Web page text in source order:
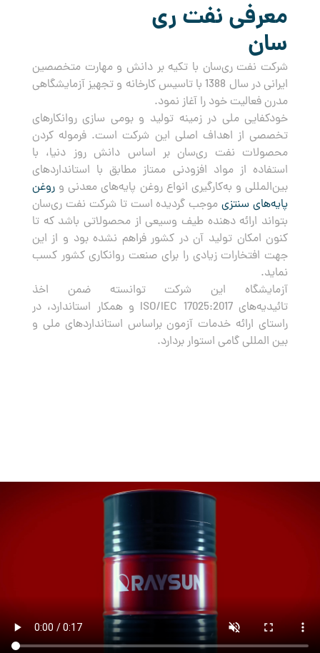
معرفی نفت ری
سان
شرکت نفت ری‌سان با تکیه بر دانش و مهارت متخصصین
ایرانی در سال 1388 با تاسیس کارخانه و تجهیز آزمایشگاهی
مدرن فعالیت خود را آغاز نمود.
خودکفایی ملی در زمینه تولید و بومی سازی روانکارهای
تخصصی از اهداف اصلی این شرکت است. فرموله کردن
محصولات نفت ری‌سان بر اساس دانش روز دنیا، با
استفاده از مواد افزودنی ممتاز مطابق با استانداردهای
بین‌المللی و به‌کارگیری انواع روغن پایه‌های معدنی وروغن
پایه‌های سنتزیموجب گردیده است تا شرکت نفت ری‌سان
بتواند ارائه دهنده طیف وسیعی از محصولاتی باشد که تا
کنون امکان تولید آن در کشور فراهم نشده بود و از این
جهت افتخارات زیادی را برای صنعت روانکاری کشور کسب
نماید.
آزمایشگاه این شرکت توانسته ضمن اخذ
تائیدیه‌های ISO/IEC 17025:2017 و همکار استاندارد، در
راستای ارائه خدمات آزمون براساس استانداردهای ملی و
بین المللی گامی استوار بردارد.